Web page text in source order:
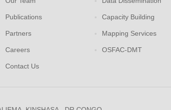
Publications
Partners
Careers
Contact Us
Capacity Building
Mapping Services
OSFAC-DMT